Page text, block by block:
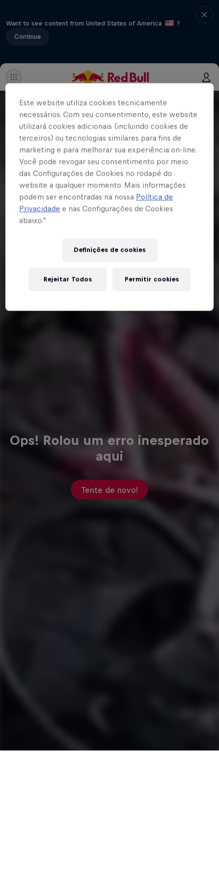
Want to see content from United States of America
?
Continue
Ops! Rolou um erro inesperado
aqui
Tente de novo!
Este website utiliza cookies tecnicamente
necessários. Com seu consentimento, este website
utilizará cookies adicionais (incluindo cookies de
terceiros) ou tecnologias similares para fins de
marketing e para melhorar sua experiência on-line.
Você pode revogar seu consentimento por meio
das Configurações de Cookies no rodapé do
website a qualquer momento. Mais informações
podem ser encontradas na nossa Política de
Privacidade e nas Configurações de Cookies
abaixo.”
Definições de cookies
Rejeitar Todos Permitir cookies